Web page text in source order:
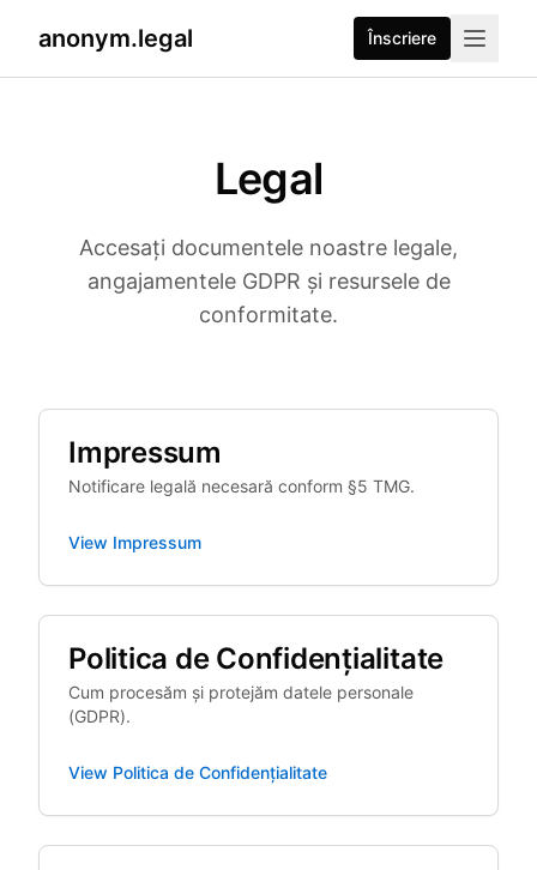
anonym.legal Înscriere
Legal
Accesați documentele noastre legale,
angajamentele GDPR și resursele de
conformitate.
Impressum
Notificare legală necesară conform §5 TMG.
View Impressum
Politica de Confidențialitate
Cum procesăm și protejăm datele personale
(GDPR).
View Politica de Confidențialitate